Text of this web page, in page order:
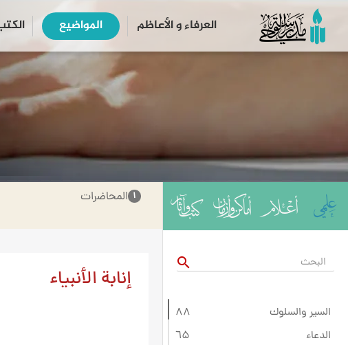
العرفاء و الأعاظم المواضیع
search
السير والسلوك
۸۸
الدعاء
٦۵
۱ المحاضرات
إنابة الأنبياء